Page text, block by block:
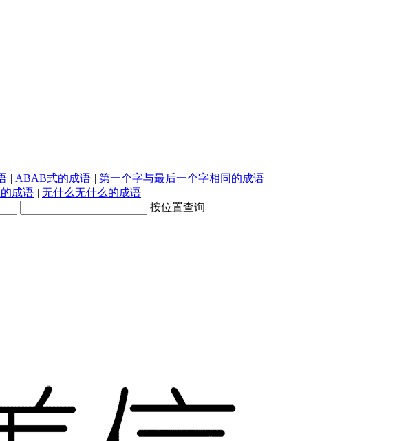
| ABAB式的成语 | 第一个字与最后一个字相同的成语
成语 | 无什么无什么的成语
按位置查询